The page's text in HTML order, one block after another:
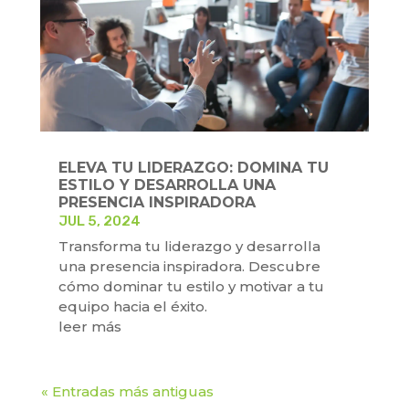
ELEVA TU LIDERAZGO: DOMINA TU
ESTILO Y DESARROLLA UNA
PRESENCIA INSPIRADORA
JUL 5, 2024
Transforma tu liderazgo y desarrolla
una presencia inspiradora. Descubre
cómo dominar tu estilo y motivar a tu
equipo hacia el éxito.
leer más
« Entradas más antiguas